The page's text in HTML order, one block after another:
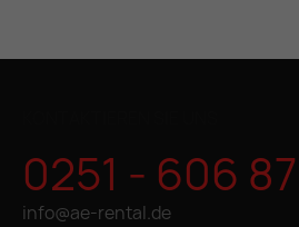
0251 - 606
info@ae-rental.de